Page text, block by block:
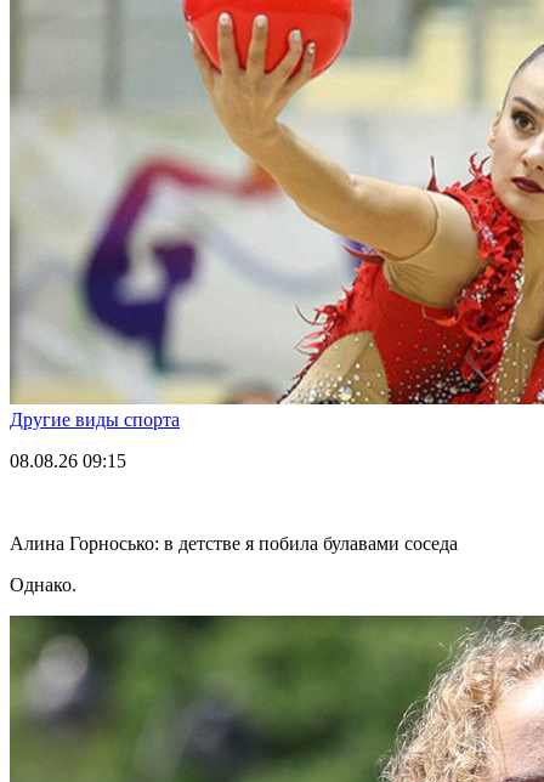
Другие виды спорта
08.08.26 09:15
Алина Горносько: в детстве я побила булавами соседа
Однако.